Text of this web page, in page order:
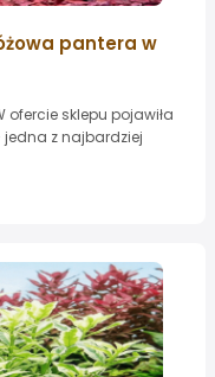
pantera w
ofercie sklepu pojawiła
jedna z najbardziej